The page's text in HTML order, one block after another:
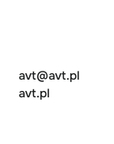
avt@avt.pl
avt.pl